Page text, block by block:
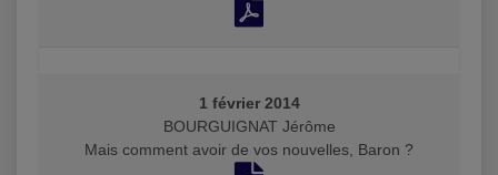
1 février 2014
BOURGUIGNAT Jérôme
Mais comment avoir de vos nouvelles, Baron ?